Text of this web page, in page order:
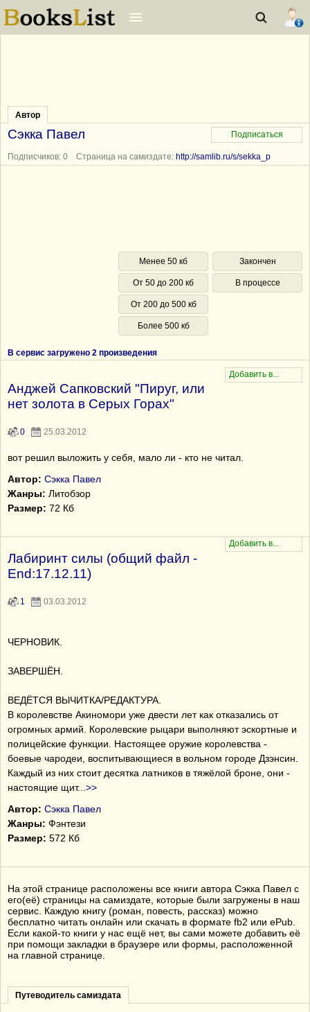
Автор
Сэкка Павел
Подписчиков: 0 Страница на самиздате: http://samlib.ru/s/sekka_p
Менее 50 кб
От 50 до 200 кб
От 200 до 500 кб
Более 500 кб
Закончен
В процессе
В сервис загружено 2 произведения
Анджей Сапковский "Пируг, или
нет золота в Серых Горах"
0 25.03.2012
вот решил выложить у себя, мало ли - кто не читал.
Автор: Сэкка Павел
Жанры: Литобзор
Размер: 72 Кб
Лабиринт силы (общий файл -
End:17.12.11)
1 03.03.2012
ЧЕРНОВИК.
ЗАВЕРШЁН.
ВЕДЁТСЯ ВЫЧИТКА/РЕДАКТУРА.
В королевстве Акиномори уже двести лет как отказались от
огромных армий. Королевские рыцари выполняют эскортные и
полицейские функции. Настоящее оружие королевства -
боевые чародеи, воспитывающиеся в вольном городе Дзэнсин.
Каждый из них стоит десятка латников в тяжёлой броне, они -
настоящие щит... >>
Автор: Сэкка Павел
Жанры: Фэнтези
Размер: 572 Кб
На этой странице расположены все книги автора Сэкка Павел с
его(её) страницы на самиздате, которые были загружены в наш
сервис. Каждую книгу (роман, повесть, рассказ) можно
бесплатно читать онлайн или скачать в формате fb2 или ePub.
Если какой-то книги у нас ещё нет, вы сами можете добавить её
при помощи закладки в браузере или формы, расположенной
на главной странице.
Путеводитель самиздата